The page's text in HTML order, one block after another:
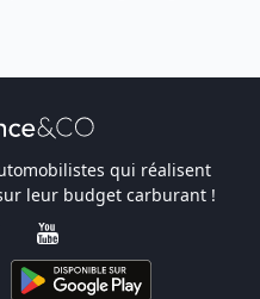
qui réalisent
leur budget carburant !